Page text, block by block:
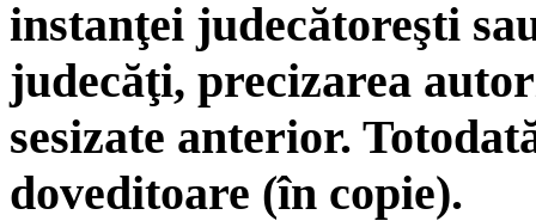
instanţei judecătoreşti
judecăţi, precizarea
sesizate anterior.
doveditoare (în copie).